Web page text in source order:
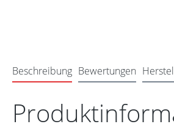
Beschreibung Bewertungen